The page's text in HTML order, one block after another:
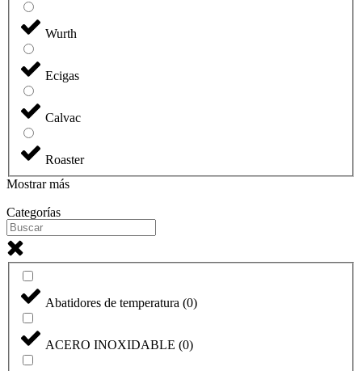
Wurth
Ecigas
Calvac
Roaster
Mostrar más
Categorías
Abatidores de temperatura (0)
ACERO INOXIDABLE (0)